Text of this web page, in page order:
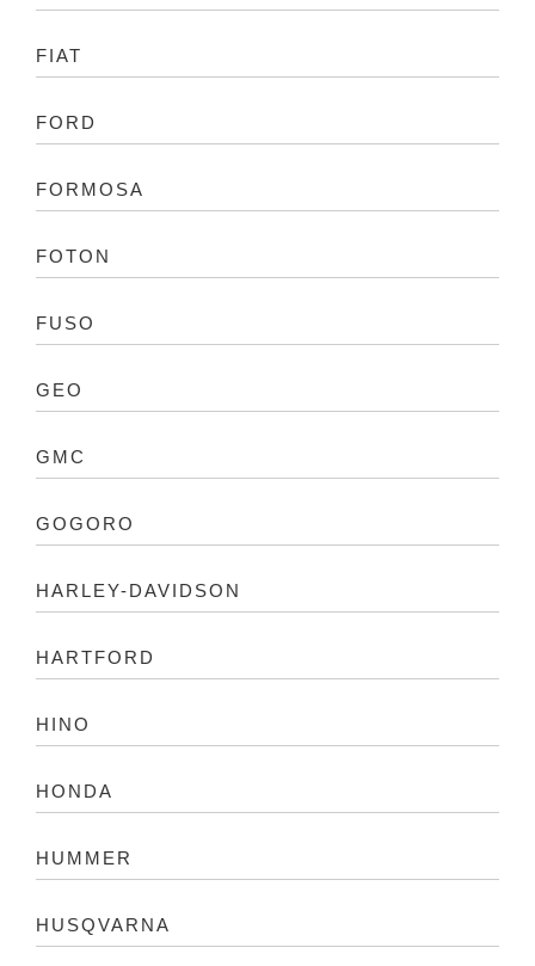
FIAT
FORD
FORMOSA
FOTON
FUSO
GEO
GMC
GOGORO
HARLEY-DAVIDSON
HARTFORD
HINO
HONDA
HUMMER
HUSQVARNA